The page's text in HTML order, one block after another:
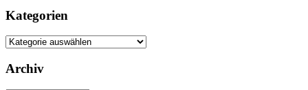
Kategorien
Kategorien
Archiv